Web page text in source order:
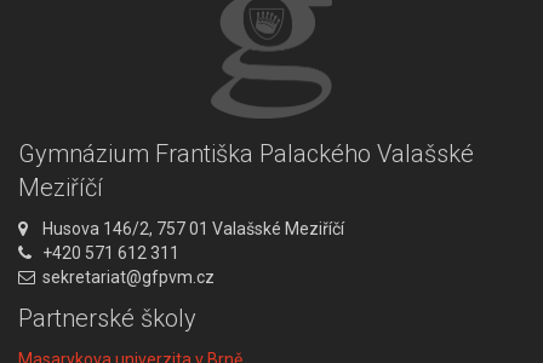
Gymnázium Františka Palackého Valašské
Meziříčí
A
d
r
s
Husova 146/2, 757 01 Valašské Meziříčí
T
e
e
+420 571 612 311
E
a
sekretariat@gfpvm.cz
Partnerské školy